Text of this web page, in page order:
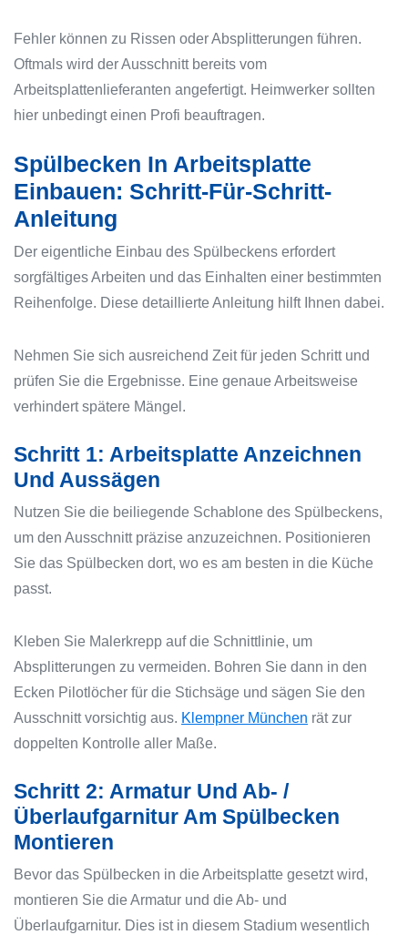
Fehler können zu Rissen oder Absplitterungen führen.
Oftmals wird der Ausschnitt bereits vom
Arbeitsplattenlieferanten angefertigt. Heimwerker sollten
hier unbedingt einen Profi beauftragen.
Spülbecken In Arbeitsplatte
Einbauen: Schritt-Für-Schritt-
Anleitung
Der eigentliche Einbau des Spülbeckens erfordert
sorgfältiges Arbeiten und das Einhalten einer bestimmten
Reihenfolge. Diese detaillierte Anleitung hilft Ihnen dabei.
Nehmen Sie sich ausreichend Zeit für jeden Schritt und
prüfen Sie die Ergebnisse. Eine genaue Arbeitsweise
verhindert spätere Mängel.
Schritt 1: Arbeitsplatte Anzeichnen
Und Aussägen
Nutzen Sie die beiliegende Schablone des Spülbeckens,
um den Ausschnitt präzise anzuzeichnen. Positionieren
Sie das Spülbecken dort, wo es am besten in die Küche
passt.
Kleben Sie Malerkrepp auf die Schnittlinie, um
Absplitterungen zu vermeiden. Bohren Sie dann in den
Ecken Pilotlöcher für die Stichsäge und sägen Sie den
Ausschnitt vorsichtig aus. Klempner München rät zur
doppelten Kontrolle aller Maße.
Schritt 2: Armatur Und Ab- /
Überlaufgarnitur Am Spülbecken
Montieren
Bevor das Spülbecken in die Arbeitsplatte gesetzt wird,
montieren Sie die Armatur und die Ab- und
Überlaufgarnitur. Dies ist in diesem Stadium wesentlich